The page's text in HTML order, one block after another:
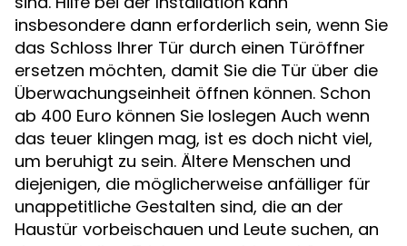
insbesondere dann erforderlich sein, wenn Sie
das Schloss Ihrer Tür durch einen Türöffner
ersetzen möchten, damit Sie die Tür über die
Überwachungseinheit öffnen können. Schon
ab 400 Euro können Sie loslegen Auch wenn
das teuer klingen mag, ist es doch nicht viel,
um beruhigt zu sein. Ältere Menschen und
diejenigen, die möglicherweise anfälliger für
unappetitliche Gestalten sind, die an der
Haustür vorbeischauen und Leute suchen, an